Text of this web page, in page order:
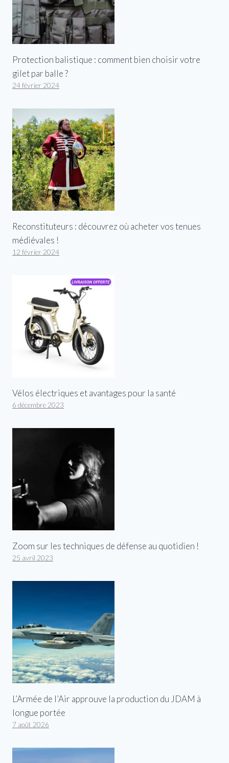
Protection balistique : comment bien choisir votre
gilet par balle ?
24 février 2024
Reconstituteurs : découvrez où acheter vos tenues
médiévales !
12 février 2024
Vélos électriques et avantages pour la santé
6 décembre 2023
Zoom sur les techniques de défense au quotidien !
25 avril 2023
L’Armée de l’Air approuve la production du JDAM à
longue portée
7 août 2026